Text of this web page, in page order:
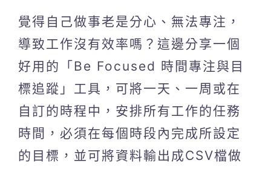
覺得自己做事老是分心、無法專注，
導致工作沒有效率嗎？這邊分享一個
好用的「Be Focused 時間專注與目
標追蹤」工具，可將一天、一周或在
自訂的時程中，安排所有工作的任務
時間，必須在每個時段內完成所設定
的目標，並可將資料輸出成CSV檔做